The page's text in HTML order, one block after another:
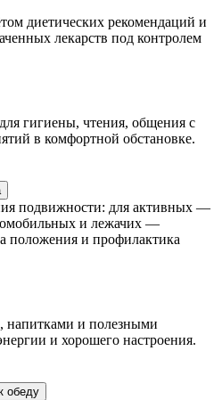
диетических рекомендаций и
лекарств под контролем
гигиены, чтения, общения с
в комфортной обстановке.
подвижности: для активных —
и лежачих —
положения и профилактика
напитками и полезными
и хорошего настроения.
обеду